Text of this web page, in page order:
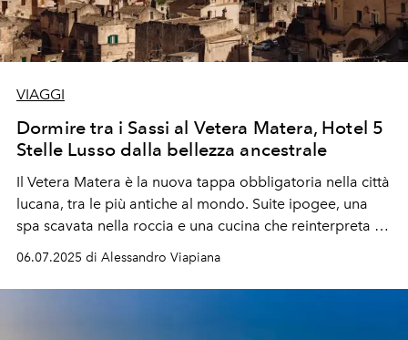
VIAGGI
Dormire tra i Sassi al Vetera Matera, Hotel 5
Stelle Lusso dalla bellezza ancestrale
Il Vetera Matera è la nuova tappa obbligatoria nella città
lucana, tra le più antiche al mondo. Suite ipogee, una
spa scavata nella roccia e una cucina che reinterpreta la
dell'albergo diffuso affiliato Relais & Châteaux unica nel
suo genere.
06.07.2025 di Alessandro Viapiana